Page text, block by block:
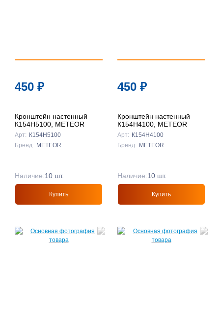
450 ₽
Кронштейн настенный
К154Н5100, METEOR
Арт: К154Н5100
Бренд: METEOR
Наличие:10 шт.
Купить
450 ₽
Кронштейн настенный
К154Н4100, METEOR
Арт: К154Н4100
Бренд: METEOR
Наличие:10 шт.
Купить